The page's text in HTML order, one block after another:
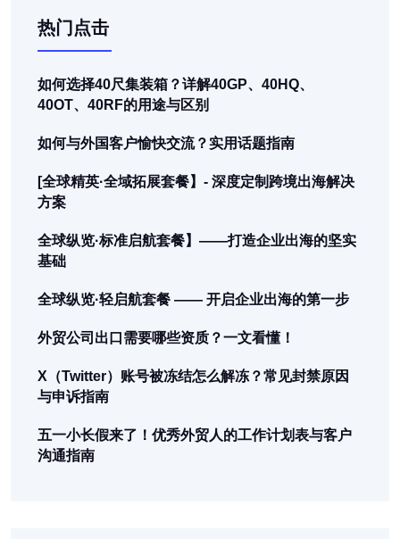
热门点击
如何选择40尺集装箱？详解40GP、40HQ、
40OT、40RF的用途与区别
如何与外国客户愉快交流？实用话题指南
[全球精英·全域拓展套餐】- 深度定制跨境出海解决
方案
全球纵览·标准启航套餐】——打造企业出海的坚实
基础
全球纵览·轻启航套餐 —— 开启企业出海的第一步
外贸公司出口需要哪些资质？一文看懂！
X（Twitter）账号被冻结怎么解冻？常见封禁原因
与申诉指南
五一小长假来了！优秀外贸人的工作计划表与客户
沟通指南